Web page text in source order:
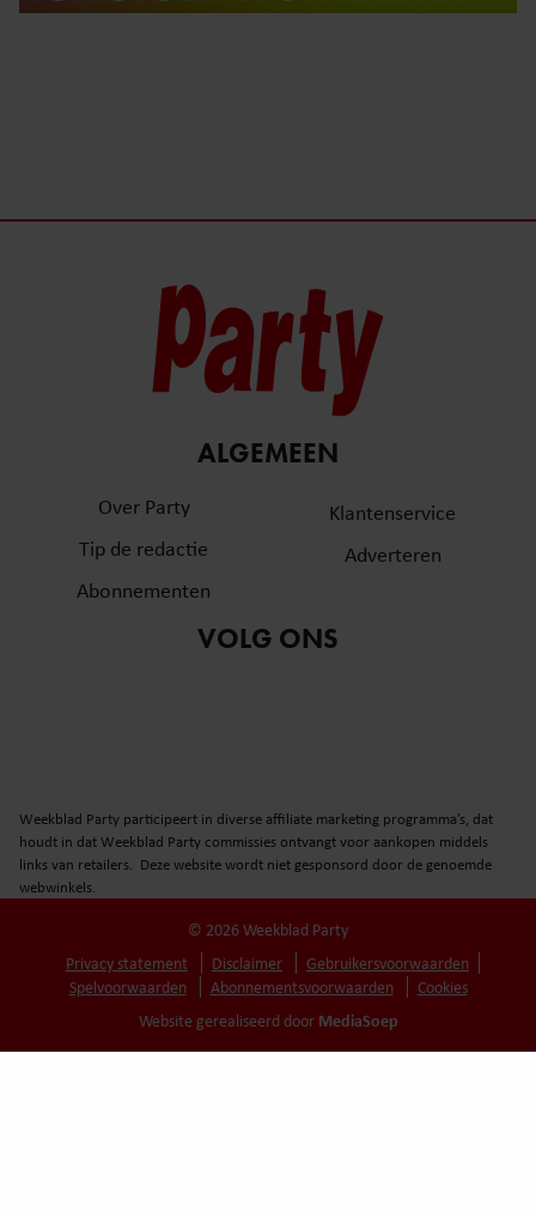
ALGEMEEN
Over Party
Tip de redactie
Abonnementen
Klantenservice
Adverteren
VOLG ONS
Weekblad Party participeert in diverse affiliate marketing programma’s, dat
houdt in dat Weekblad Party commissies ontvangt voor aankopen middels
links van retailers. Deze website wordt niet gesponsord door de genoemde
webwinkels.
© 2026 Weekblad Party
Privacy statement
Disclaimer
Gebruikersvoorwaarden
Spelvoorwaarden
Abonnementsvoorwaarden
Cookies
Website gerealiseerd door MediaSoep